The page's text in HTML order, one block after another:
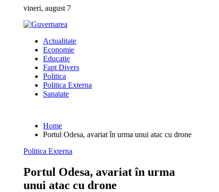
content
vineri, august 7
Actualitate
Economie
Educatie
Fapt Divers
Politica
Politica Externa
Sanatate
Home
Portul Odesa, avariat în urma unui atac cu drone
Politica Externa
Portul Odesa, avariat în urma
unui atac cu drone